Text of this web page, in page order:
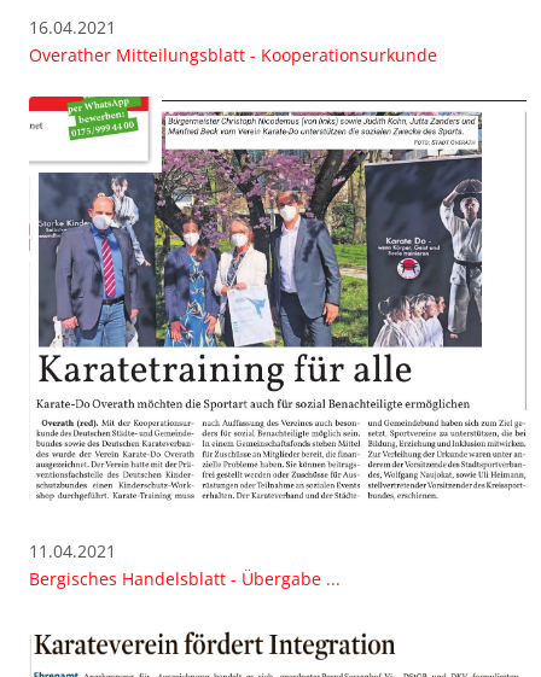
16.04.2021
Overather Mitteilungsblatt - Kooperationsurkunde
11.04.2021
Bergisches Handelsblatt - Übergabe ...